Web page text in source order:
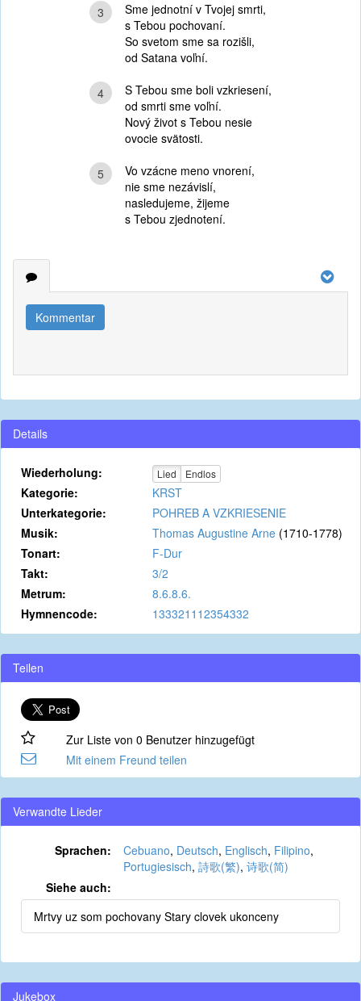
3
Sme jednotní v Tvojej smrti,
s Tebou pochovaní.
So svetom sme sa rozišli,
od Satana voľní.
4
S Tebou sme boli vzkriesení,
od smrti sme voľní.
Nový život s Tebou nesie
ovocie svätosti.
5
Vo vzácne meno vnorení,
nie sme nezávislí,
nasledujeme, žijeme
s Tebou zjednotení.
Kommentar
Details
Wiederholung: Lied Endlos
Kategorie:
KRST
Unterkategorie:
POHREB A VZKRIESENIE
Musik:
Thomas Augustine Arne (1710-1778)
Tonart:
F-Dur
Takt:
3/2
Metrum:
8.6.8.6.
Hymnencode:
133321112354332
Teilen
Zur Liste von 0 Benutzer hinzugefügt
Mit einem Freund teilen
Verwandte Lieder
Sprachen: Cebuano, Deutsch, Englisch, Filipino,
Portugiesisch, 詩歌(繁), 诗歌(简)
Siehe auch:
Mrtvy uz som pochovany Stary clovek ukonceny
Jukebox